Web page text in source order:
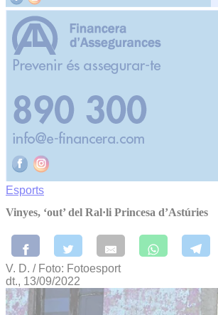
Esports
Vinyes, ‘out’ del Ral·li Princesa d’Astúries
V. D. / Foto: Fotoesport
dt., 13/09/2022